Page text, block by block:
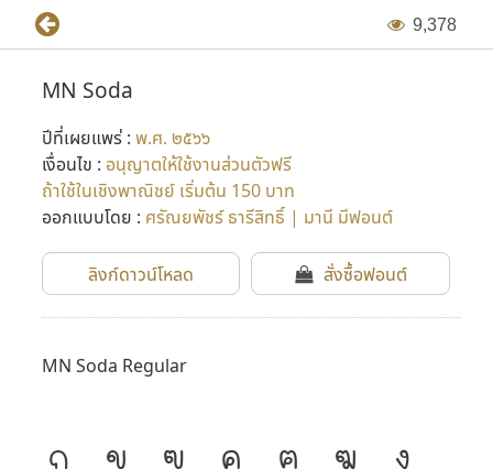
9,378
MN Soda
ปีที่เผยแพร่ : พ.ศ. ๒๕๖๖
เงื่อนไข : อนุญาตให้ใช้งานส่วนตัวฟรี
ถ้าใช้ในเชิงพาณิชย์ เริ่มต้น 150 บาท
ออกแบบโดย : ศรัณยพัชร์ ธารีสิทธิ์ | มานี มีฟอนต์
ลิงก์ดาวน์โหลด สั่งซื้อฟอนต์
MN Soda Regular
ก ข ฃ ค ฅ ฆ
ง